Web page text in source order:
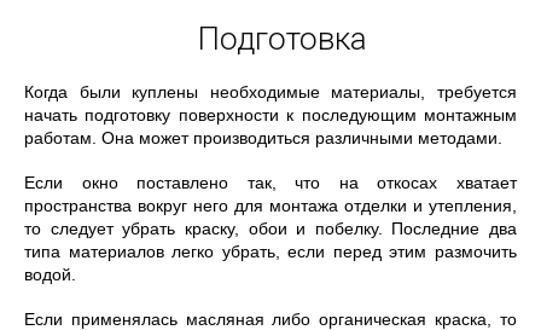
Подготовка
Когда были куплены необходимые материалы, требуется
начать подготовку поверхности к последующим монтажным
работам. Она может производиться различными методами.
Если окно поставлено так, что на откосах хватает
пространства вокруг него для монтажа отделки и утепления,
то следует убрать краску, обои и побелку. Последние два
типа материалов легко убрать, если перед этим размочить
водой.
Если применялась масляная либо органическая краска, то